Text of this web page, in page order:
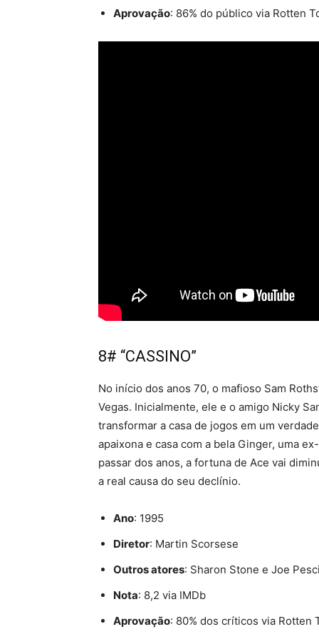
Aprovação: 86% do público via Rotten
8# “CASSINO”
No início dos anos 70, o mafioso Sam
Vegas. Inicialmente, ele e o amigo Nicky
transformar a casa de jogos em um
apaixona e casa com a bela Ginger, uma
passar dos anos, a fortuna de Ace vai
a real causa do seu declínio.
Ano: 1995
Diretor: Martin Scorsese
Outros atores: Sharon Stone e Joe Pesci
Nota: 8,2 via IMDb
Aprovação: 80% dos críticos via Rotten